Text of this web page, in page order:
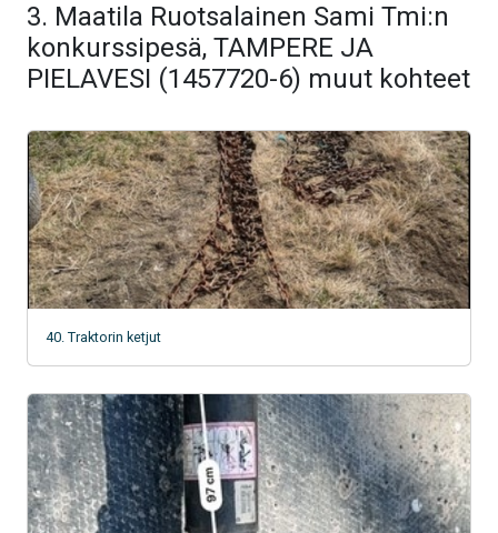
3. Maatila Ruotsalainen Sami Tmi:n
konkurssipesä, TAMPERE JA
PIELAVESI (1457720-6) muut kohteet
40. Traktorin ketjut